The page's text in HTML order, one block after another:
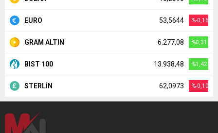
EURO 53,5644 %-0,16
GRAM ALTIN 6.277,08 %0,31
BIST 100 13.938,48 %1,42
STERLİN 62,0973 %-0,10